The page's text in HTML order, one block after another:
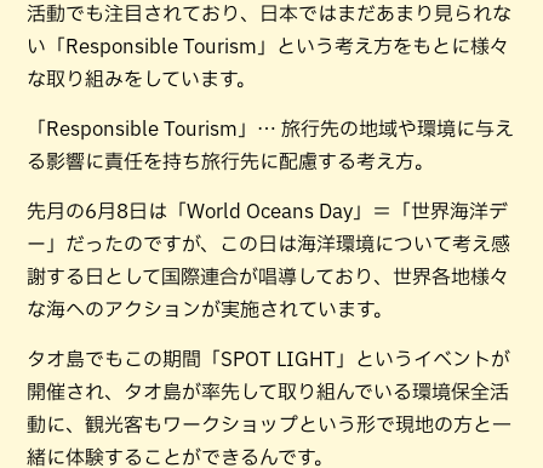
活動でも注目されており、日本ではまだあまり見られな
い「Responsible Tourism」という考え方をもとに様々
な取り組みをしています。
「Responsible Tourism」… 旅行先の地域や環境に与え
る影響に責任を持ち旅行先に配慮する考え方。
先月の6月8日は「World Oceans Day」＝「世界海洋デ
ー」だったのですが、この日は海洋環境について考え感
謝する日として国際連合が唱導しており、世界各地様々
な海へのアクションが実施されています。
タオ島でもこの期間「SPOT LIGHT」というイベントが
開催され、タオ島が率先して取り組んでいる環境保全活
動に、観光客もワークショップという形で現地の方と一
緒に体験することができるんです。